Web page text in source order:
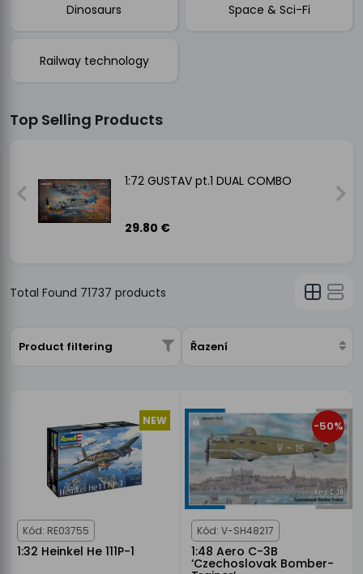
Dinosaurs Space & Sci-Fi
Railway technology
Top Selling Products
1:72 GUSTAV pt.1 DUAL COMBO
29.80 €
Total Found 71737 products
Product filtering Řazení
NEW
Kód: RE03755
1:32 Heinkel He 111P-1
-50%
Kód: V-SH48217
1:48 Aero C-3B
‘Czechoslovak Bomber-